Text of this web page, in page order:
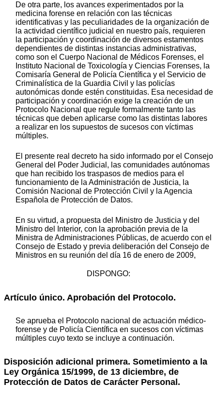
De otra parte, los avances experimentados por la
medicina forense en relación con las técnicas
identificativas y las peculiaridades de la organización de
la actividad científico judicial en nuestro país, requieren
la participación y coordinación de diversos estamentos
dependientes de distintas instancias administrativas,
como son el Cuerpo Nacional de Médicos Forenses, el
Instituto Nacional de Toxicología y Ciencias Forenses, la
Comisaría General de Policía Científica y el Servicio de
Criminalística de la Guardia Civil y las policías
autonómicas donde estén constituidas. Esa necesidad de
participación y coordinación exige la creación de un
Protocolo Nacional que regule formalmente tanto las
técnicas que deben aplicarse como las distintas labores
a realizar en los supuestos de sucesos con víctimas
múltiples.
El presente real decreto ha sido informado por el Consejo
General del Poder Judicial, las comunidades autónomas
que han recibido los traspasos de medios para el
funcionamiento de la Administración de Justicia, la
Comisión Nacional de Protección Civil y la Agencia
Española de Protección de Datos.
En su virtud, a propuesta del Ministro de Justicia y del
Ministro del Interior, con la aprobación previa de la
Ministra de Administraciones Públicas, de acuerdo con el
Consejo de Estado y previa deliberación del Consejo de
Ministros en su reunión del día 16 de enero de 2009,
DISPONGO:
Artículo único. Aprobación del Protocolo.
Se aprueba el Protocolo nacional de actuación médico-
forense y de Policía Científica en sucesos con víctimas
múltiples cuyo texto se incluye a continuación.
Disposición adicional primera. Sometimiento a la
Ley Orgánica 15/1999, de 13 diciembre, de
Protección de Datos de Carácter Personal.